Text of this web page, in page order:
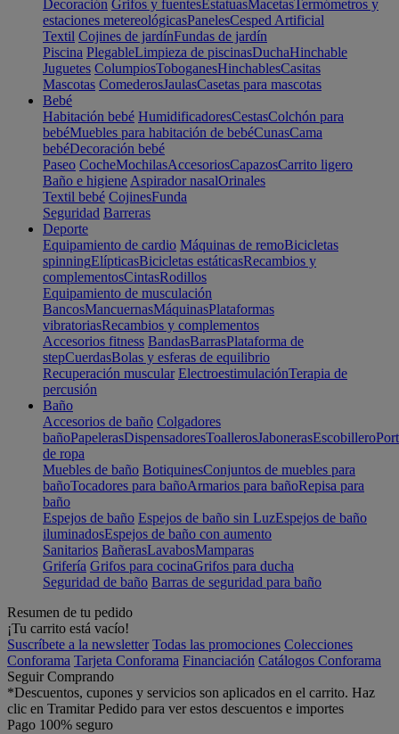
Decoración Grifos y fuentesEstatuasMacetasTermómetros y
estaciones metereológicasPanelesCesped Artificial
Textil Cojines de jardínFundas de jardín
Piscina PlegableLimpieza de piscinasDuchaHinchable
Juguetes ColumpiosToboganesHinchablesCasitas
Mascotas ComederosJaulasCasetas para mascotas
Bebé
Habitación bebé HumidificadoresCestasColchón para
bebéMuebles para habitación de bebéCunasCama
bebéDecoración bebé
Paseo CocheMochilasAccesoriosCapazosCarrito ligero
Baño e higiene Aspirador nasalOrinales
Textil bebé CojinesFunda
Seguridad Barreras
Deporte
Equipamiento de cardio Máquinas de remoBicicletas
spinningElípticasBicicletas estáticasRecambios y
complementosCintasRodillos
Equipamiento de musculación
BancosMancuernasMáquinasPlataformas
vibratoriasRecambios y complementos
Accesorios fitness BandasBarrasPlataforma de
stepCuerdasBolas y esferas de equilibrio
Recuperación muscular ElectroestimulaciónTerapia de
percusión
Baño
Accesorios de baño Colgadores
bañoPapelerasDispensadoresToallerosJabonerasEscobillero
de ropa
Muebles de baño BotiquinesConjuntos de muebles para
bañoTocadores para bañoArmarios para bañoRepisa para
baño
Espejos de baño Espejos de baño sin LuzEspejos de baño
iluminadosEspejos de baño con aumento
Sanitarios BañerasLavabosMamparas
Grifería Grifos para cocinaGrifos para ducha
Seguridad de baño Barras de seguridad para baño
Resumen de tu pedido
¡Tu carrito está vacío!
Suscríbete a la newsletter Todas las promociones Colecciones
Conforama Tarjeta Conforama Financiación Catálogos Conforama
Seguir Comprando
*Descuentos, cupones y servicios son aplicados en el carrito. Haz
clic en Tramitar Pedido para ver estos descuentos e importes
Pago 100% seguro